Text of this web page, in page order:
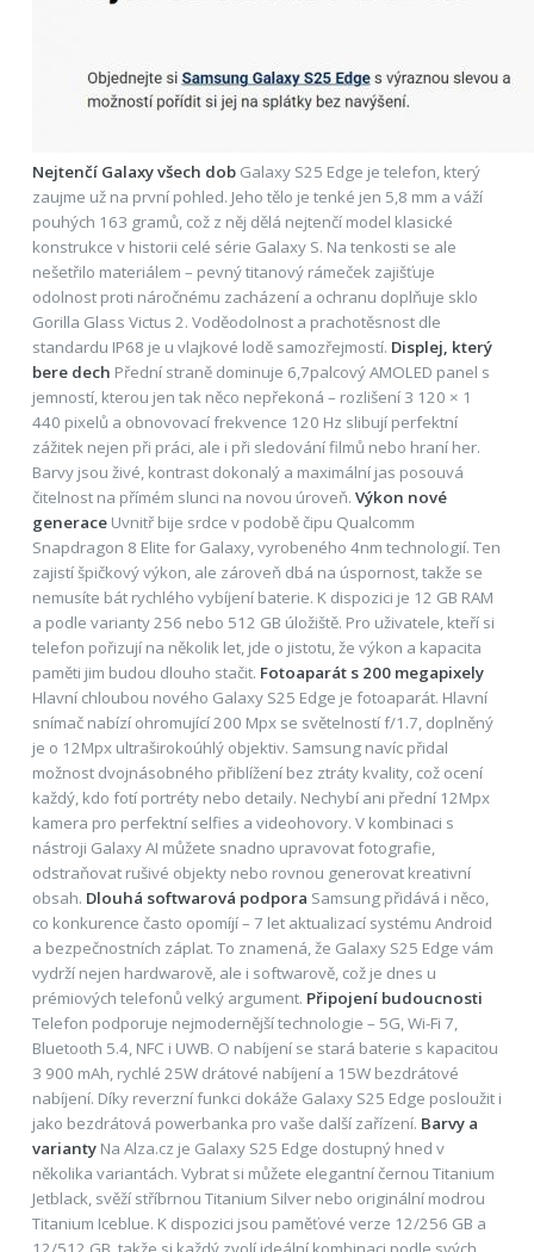
Nejtenčí Galaxy všech dobGalaxy S25 Edge je telefon, který
zaujme už na první pohled. Jeho tělo je tenké jen 5,8 mm a váží
pouhých 163 gramů, což z něj dělá nejtenčí model klasické
konstrukce v historii celé série Galaxy S. Na tenkosti se ale
nešetřilo materiálem – pevný titanový rámeček zajišťuje
odolnost proti náročnému zacházení a ochranu doplňuje sklo
Gorilla Glass Victus 2. Voděodolnost a prachotěsnost dle
standardu IP68 je u vlajkové lodě samozřejmostí. Displej, který
bere dech Přední straně dominuje 6,7palcový AMOLED panel s
jemností, kterou jen tak něco nepřekoná – rozlišení 3 120 × 1
440 pixelů a obnovovací frekvence 120 Hz slibují perfektní
zážitek nejen při práci, ale i při sledování filmů nebo hraní her.
Barvy jsou živé, kontrast dokonalý a maximální jas posouvá
čitelnost na přímém slunci na novou úroveň. Výkon nové
generaceUvnitř bije srdce v podobě čipu Qualcomm
Snapdragon 8 Elite for Galaxy, vyrobeného 4nm technologií. Ten
zajistí špičkový výkon, ale zároveň dbá na úspornost, takže se
nemusíte bát rychlého vybíjení baterie. K dispozici je 12 GB RAM
a podle varianty 256 nebo 512 GB úložiště. Pro uživatele, kteří si
telefon pořizují na několik let, jde o jistotu, že výkon a kapacita
paměti jim budou dlouho stačit. Fotoaparát s 200 megapixely
Hlavní chloubou nového Galaxy S25 Edge je fotoaparát. Hlavní
snímač nabízí ohromující 200 Mpx se světelností f/1.7, doplněný
je o 12Mpx ultraširokoúhlý objektiv. Samsung navíc přidal
možnost dvojnásobného přiblížení bez ztráty kvality, což ocení
každý, kdo fotí portréty nebo detaily. Nechybí ani přední 12Mpx
kamera pro perfektní selfies a videohovory. V kombinaci s
nástroji Galaxy AI můžete snadno upravovat fotografie,
odstraňovat rušivé objekty nebo rovnou generovat kreativní
obsah. Dlouhá softwarová podpora Samsung přidává i něco,
co konkurence často opomíjí – 7 let aktualizací systému Android
a bezpečnostních záplat. To znamená, že Galaxy S25 Edge vám
vydrží nejen hardwarově, ale i softwarově, což je dnes u
prémiových telefonů velký argument. Připojení budoucnosti
Telefon podporuje nejmodernější technologie – 5G, Wi-Fi 7,
Bluetooth 5.4, NFC i UWB. O nabíjení se stará baterie s kapacitou
3 900 mAh, rychlé 25W drátové nabíjení a 15W bezdrátové
nabíjení. Díky reverzní funkci dokáže Galaxy S25 Edge posloužit i
jako bezdrátová powerbanka pro vaše další zařízení. Barvy a
variantyNa Alza.cz je Galaxy S25 Edge dostupný hned v
několika variantách. Vybrat si můžete elegantní černou Titanium
Jetblack, svěží stříbrnou Titanium Silver nebo originální modrou
Titanium Iceblue. K dispozici jsou paměťové verze 12/256 GB a